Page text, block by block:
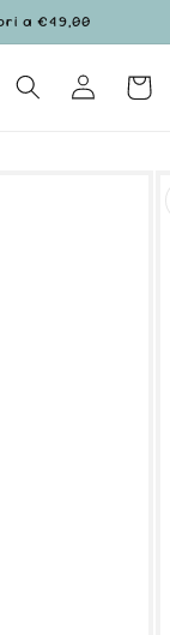
a €49,00
Accedi